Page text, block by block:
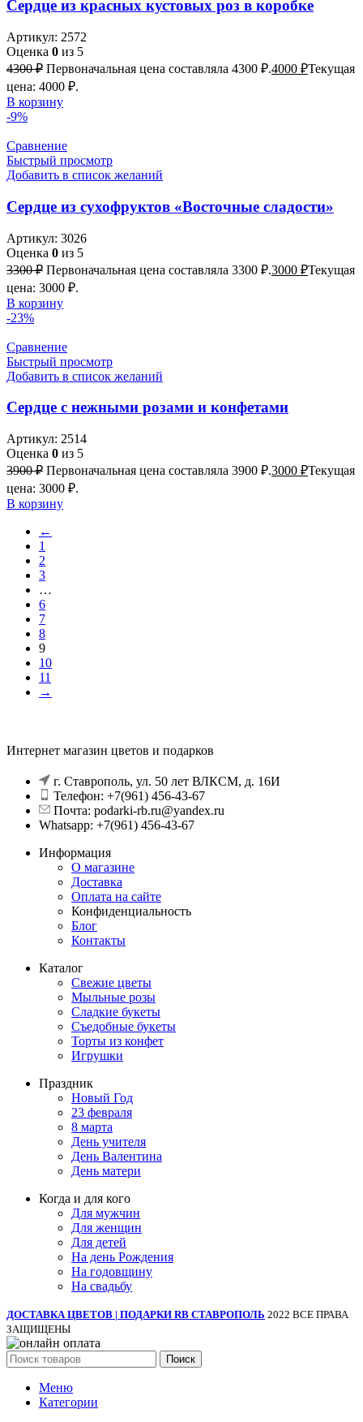
Сердце из красных кустовых роз в коробке
Артикул: 2572
Оценка 0 из 5
4300₽ Первоначальная цена составляла 4300 ₽.4000 ₽Текущая
цена: 4000 ₽.
В корзину
-9%
Сравнение
Быстрый просмотр
Добавить в список желаний
Сердце из сухофруктов «Восточные сладости»
Артикул: 3026
Оценка 0 из 5
3300₽ Первоначальная цена составляла 3300 ₽.3000 ₽Текущая
цена: 3000 ₽.
В корзину
-23%
Сравнение
Быстрый просмотр
Добавить в список желаний
Сердце с нежными розами и конфетами
Артикул: 2514
Оценка 0 из 5
3900₽ Первоначальная цена составляла 3900 ₽.3000 ₽Текущая
цена: 3000 ₽.
В корзину
←
1
2
3
…
6
7
8
9
10
11
→
Интернет магазин цветов и подарков
г. Ставрополь, ул. 50 лет ВЛКСМ, д. 16И
Телефон: +7(961) 456-43-67
Почта: podarki-rb.ru@yandex.ru
Whatsapp: +7(961) 456-43-67
Информация
О магазине
Доставка
Оплата на сайте
Конфиденциальность
Блог
Контакты
Каталог
Свежие цветы
Мыльные розы
Сладкие букеты
Съедобные букеты
Торты из конфет
Игрушки
Праздник
Новый Год
23 февраля
8 марта
День учителя
День Валентина
День матери
Когда и для кого
Для мужчин
Для женщин
Для детей
На день Рождения
На годовщину
На свадьбу
ДОСТАВКА ЦВЕТОВ | ПОДАРКИ RB СТАВРОПОЛЬ 2022 ВСЕ ПРАВА
ЗАЩИЩЕНЫ
Поиск
Меню
Категории